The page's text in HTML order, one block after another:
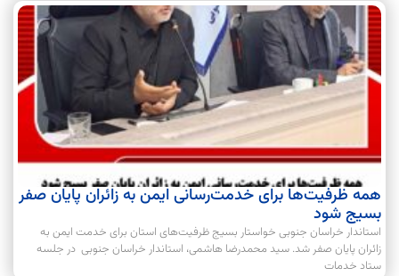
همه ظرفیت‌ها برای خدمت‌رسانی ایمن به زائران پایان صفر
بسیج شود
استاندار خراسان جنوبی خواستار بسیج ظرفیت‌های استان برای خدمت ایمن به
زائران پایان صفر شد. سید محمدرضا هاشمی، استاندار خراسان جنوبی در جلسه
ستاد خدمات